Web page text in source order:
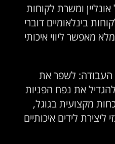
ומשרת לקוחות
בינלאומיים דוברי
מאפשר ליווי איכותי
העבודה: לשפר את
את נפח הפניות
מקצועית בגוגל,
לידים איכותיים